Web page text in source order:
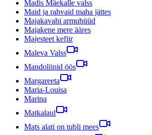
Madis Mäekalle valss
Maid ja rahvaid maha jättes
Majakavahi armuhüüd
Majakene mere ääres
Majesteet kefiir
Maleva Valss
Mandoliinid öös
Margareeta
Maria-Louisa
Marina
Matkalaul
Mats alati on tubli mees